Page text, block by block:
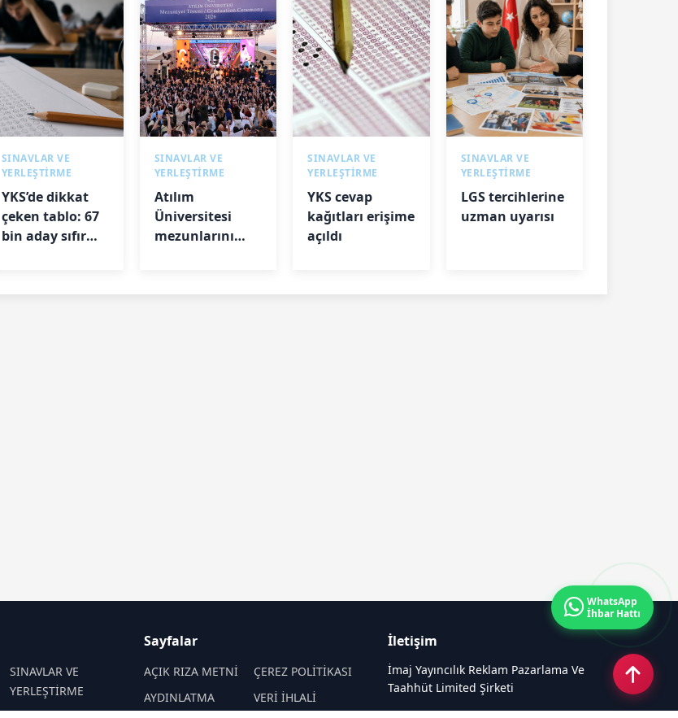
SINAVLAR VE
YERLEŞTİRME
YKS’de dikkat
çeken tablo: 67
bin aday sıfır
SINAVLAR VE
YERLEŞTİRME
Atılım
Üniversitesi
mezunlarını
SINAVLAR VE
YERLEŞTİRME
YKS cevap
kağıtları erişime
açıldı
SINAVLAR VE
YERLEŞTİRME
LGS tercihlerine
uzman uyarısı
SINAVLAR VE
YERLEŞTİRME
Sayfalar
AÇIK RIZA METNİ
ÇEREZ POLİTİKASI
AYDINLATMA
VERİ İHLALİ
İletişim
İmaj Yayıncılık Reklam Pazarlama Ve
Taahhüt Limited Şirketi
WhatsApp
İhbar Hattı